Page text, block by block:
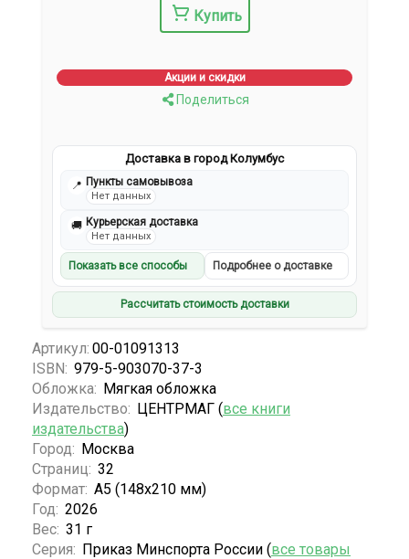
Купить
Акции и скидки
Поделиться
Доставка в город Колумбус
📍 Пункты самовывоза
Нет данных
🚚 Курьерская доставка
Нет данных
Показать все способы Подробнее о доставке
Рассчитать стоимость доставки
Артикул: 00-01091313
ISBN: 979-5-903070-37-3
Обложка: Мягкая обложка
Издательство: ЦЕНТРМАГ (все книги
издательства)
Город: Москва
Страниц: 32
Формат: А5 (148x210 мм)
Год: 2026
Вес: 31 г
Серия: Приказ Минспорта России (все товары